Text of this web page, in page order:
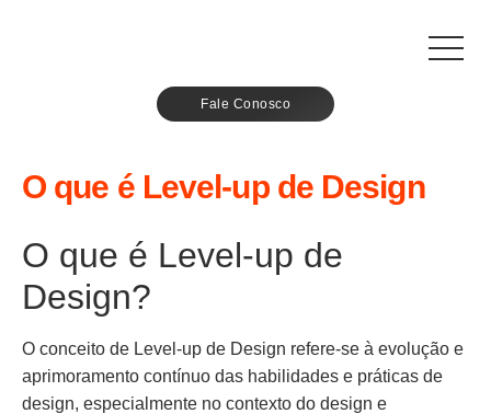
Fale Conosco
O que é Level-up de Design
O que é Level-up de
Design?
O conceito de Level-up de Design refere-se à evolução e
aprimoramento contínuo das habilidades e práticas de
design, especialmente no contexto do design e